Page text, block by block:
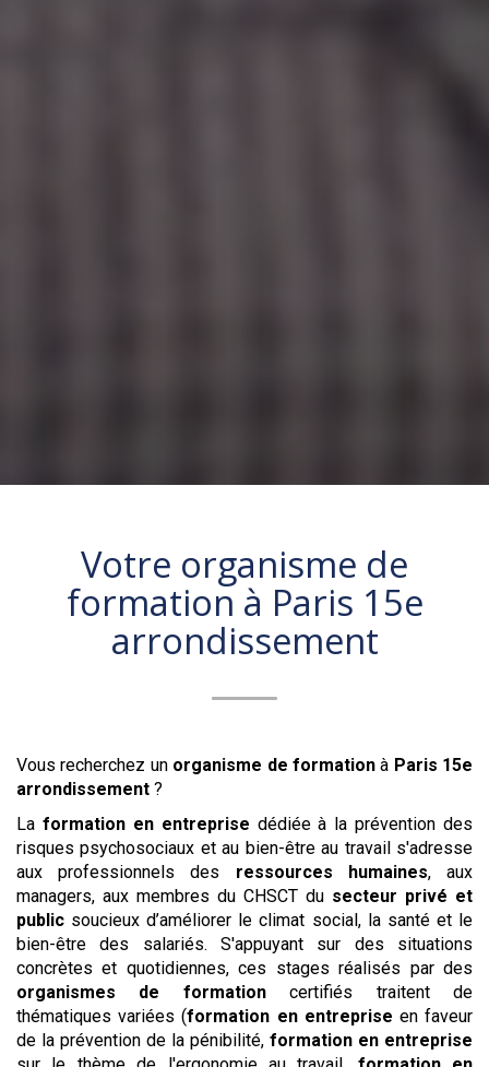
Votre organisme de
formation à Paris 15e
arrondissement
Vous recherchez un organisme de formationà Paris 15e
arrondissement ?
La formation en entreprise dédiée à la prévention des
risques psychosociaux et au bien-être au travail s'adresse
aux professionnels des ressources humaines, aux
managers, aux membres du CHSCT du secteur privé et
public soucieux d’améliorer le climat social, la santé et le
bien-être des salariés. S'appuyant sur des situations
concrètes et quotidiennes, ces stages réalisés par des
organismes de formationcertifiés traitent de
thématiques variées (formation en entreprise en faveur
de la prévention de la pénibilité, formation en entreprise